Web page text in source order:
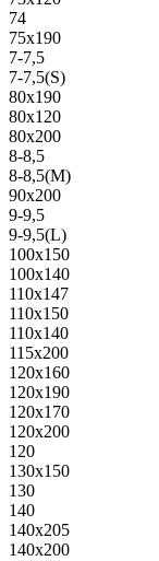
74
75х190
7-7,5
7-7,5(S)
80х190
80х120
80х200
8-8,5
8-8,5(M)
90х200
9-9,5
9-9,5(L)
100х150
100х140
110х147
110х150
110х140
115х200
120х160
120х190
120х170
120х200
120
130х150
130
140
140х205
140х200